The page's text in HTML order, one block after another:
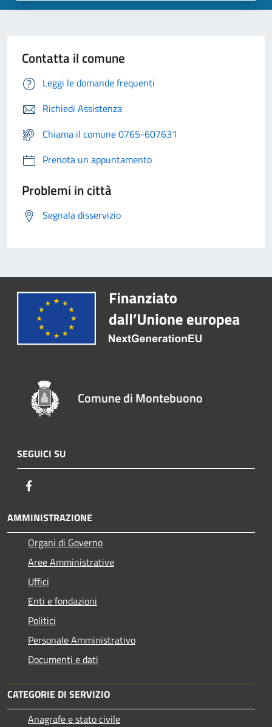
Contatta il comune
Leggi le domande frequenti
Richiedi Assistenza
Chiama il comune 0765-607631
Prenota un appuntamento
Problemi in città
Segnala disservizio
Comune di Montebuono
SEGUICI SU
AMMINISTRAZIONE
Organi di Governo
Aree Amministrative
Uffici
Enti e fondazioni
Politici
Personale Amministrativo
Documenti e dati
CATEGORIE DI SERVIZIO
Anagrafe e stato civile